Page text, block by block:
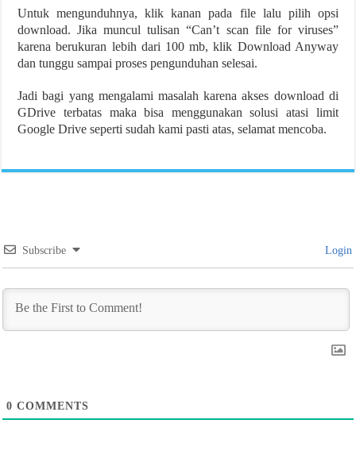
Untuk mengunduhnya, klik kanan pada file lalu pilih opsi
download. Jika muncul tulisan “Can’t scan file for viruses”
karena berukuran lebih dari 100 mb, klik Download Anyway
dan tunggu sampai proses pengunduhan selesai.
Jadi bagi yang mengalami masalah karena akses download di
GDrive terbatas maka bisa menggunakan solusi atasi limit
Google Drive seperti sudah kami pasti atas, selamat mencoba.
Subscribe Login
0 COMMENTS